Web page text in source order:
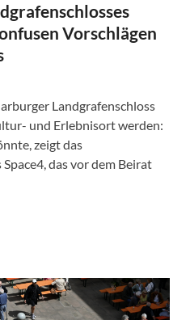
Vorschlägen
Landgrafenschloss
und Erlebnisort werden:
zeigt das
das vor dem Beirat